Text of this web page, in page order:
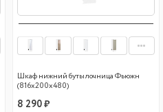
Шкаф нижний бутылочница Фьюжн
(816х200х480)
8 290 ₽